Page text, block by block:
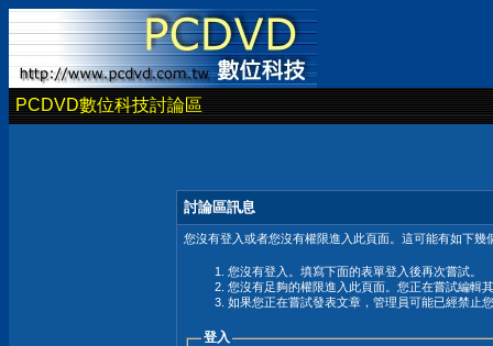
PCDVD數位科技討論區
討論區訊息
您沒有登入或者您沒有權限進入此頁面。這可能有如下幾
您沒有登入。填寫下面的表單登入後再次嘗試。
您沒有足夠的權限進入此頁面。您正在嘗試編輯
如果您正在嘗試發表文章，管理員可能已經禁止
登入